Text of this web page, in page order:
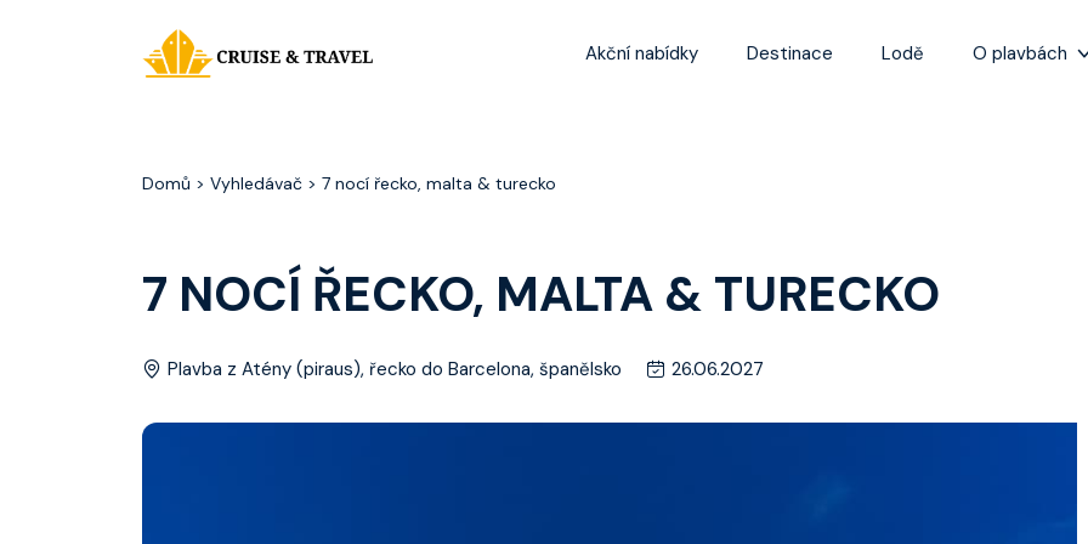
Akční nabídky Destinace Lodě O plavbách
Domů > Vyhledávač > 7 nocí řecko, malta & turecko
7 NOCÍ ŘECKO, MALTA & TURECKO
Plavba z Atény (piraus), řecko do Barcelona, španělsko 26.06.2027